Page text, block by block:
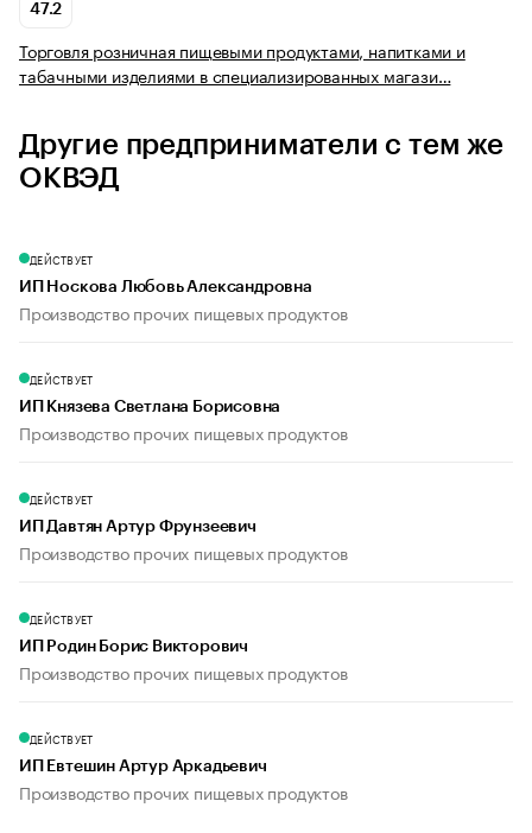
47.2
Торговля розничная пищевыми продуктами, напитками и
табачными изделиями в специализированных магази…
Другие предприниматели с тем же
ОКВЭД
ДЕЙСТВУЕТ
ИП Носкова Любовь Александровна
Производство прочих пищевых продуктов
ДЕЙСТВУЕТ
ИП Князева Светлана Борисовна
Производство прочих пищевых продуктов
ДЕЙСТВУЕТ
ИП Давтян Артур Фрунзеевич
Производство прочих пищевых продуктов
ДЕЙСТВУЕТ
ИП Родин Борис Викторович
Производство прочих пищевых продуктов
ДЕЙСТВУЕТ
ИП Евтешин Артур Аркадьевич
Производство прочих пищевых продуктов